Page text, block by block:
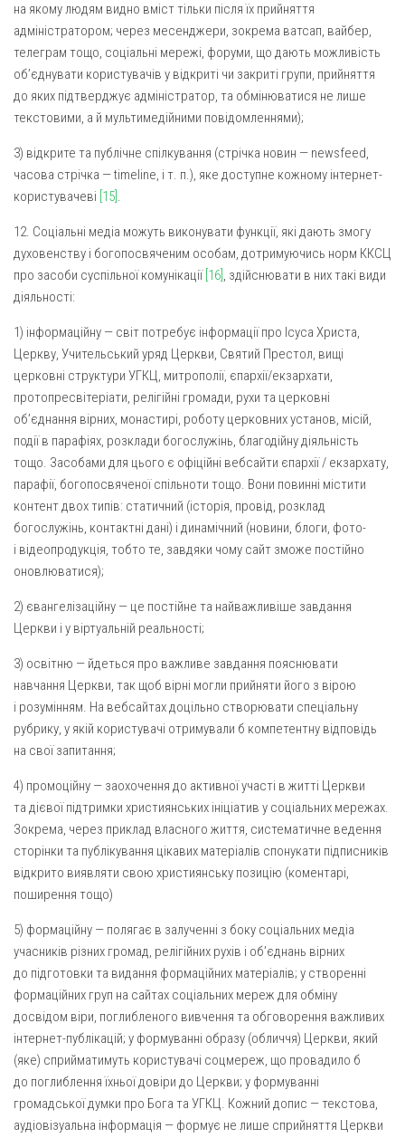
на якому людям видно вміст тільки після їх прийняття
адміністратором; через месенджери, зокрема ватсап, вайбер,
телеграм тощо, соціальні мережі, форуми, що дають можливість
об’єднувати користувачів у відкриті чи закриті групи, прийняття
до яких підтверджує адміністратор, та обмінюватися не лише
текстовими, а й мультимедійними повідомленнями);
3) відкрите та публічне спілкування (стрічка новин — newsfeed,
часова стрічка —timeline, і т. п.), яке доступне кожному інтернет-
користувачеві [15] .
12. Соціальні медіа можуть виконувати функції, які дають змогу
духовенству і богопосвяченим особам, дотримуючись норм ККСЦ
про засоби суспільної комунікації [16] , здійснювати в них такі види
діяльності:
1) інформаційну — світ потребує інформації про Ісуса Христа,
Церкву, Учительський уряд Церкви, Святий Престол, вищі
церковні структури УГКЦ, митрополії, єпархії/екзархати,
протопресвітеріати, релігійні громади, рухи та церковні
об’єднання вірних, монастирі, роботу церковних установ, місій,
події в парафіях, розклади богослужінь, благодійну діяльність
тощо. Засобами для цього є офіційні вебсайти єпархії / екзархату,
парафії, богопосвяченої спільноти тощо. Вони повинні містити
контент двох типів: статичний (історія, провід, розклад
богослужінь, контактні дані) і динамічний (новини, блоги, фото-
і відеопродукція, тобто те, завдяки чому сайт зможе постійно
оновлюватися);
2) євангелізаційну — це постійне та найважливіше завдання
Церкви і у віртуальній реальності;
3) освітню — йдеться про важливе завдання пояснювати
навчання Церкви, так щоб вірні могли прийняти його з вірою
і розумінням. На вебсайтах доцільно створювати спеціальну
рубрику, у якій користувачі отримували б компетентну відповідь
на свої запитання;
4) промоційну — заохочення до активної участі в житті Церкви
та дієвої підтримки християнських ініціатив у соціальних мережах.
Зокрема, через приклад власного життя, систематичне ведення
сторінки та публікування цікавих матеріалів спонукати підписників
відкрито виявляти свою християнську позицію (коментарі,
поширення тощо)
5) формаційну — полягає в залученні з боку соціальних медіа
учасників різних громад, релігійних рухів і об’єднань вірних
до підготовки та видання формаційних матеріалів; у створенні
формаційних груп на сайтах соціальних мереж для обміну
досвідом віри, поглибленого вивчення та обговорення важливих
інтернет-публікацій; у формуванні образу (обличчя) Церкви, який
(яке) сприйматимуть користувачі соцмереж, що провадило б
до поглиблення їхньої довіри до Церкви; у формуванні
громадської думки про Бога та УГКЦ. Кожний допис — текстова,
аудіовізуальна інформація — формує не лише сприйняття Церкви